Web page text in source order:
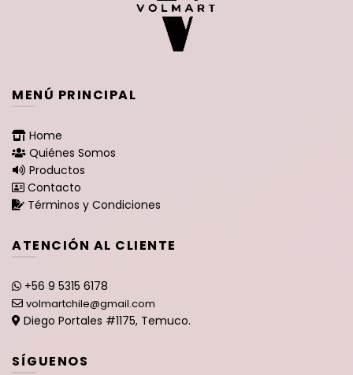
MENÚ PRINCIPAL
Home
Quiénes Somos
Productos
Contacto
Términos y Condiciones
ATENCIÓN AL CLIENTE
+56 9 5315 6178
volmartchile@gmail.com
Diego Portales #1175, Temuco.
SÍGUENOS